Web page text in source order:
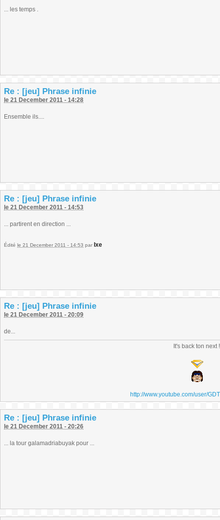
... les temps .
Re : [jeu] Phrase infinie
le 21 December 2011 - 14:28
Ensemble ils....
Re : [jeu] Phrase infinie
le 21 December 2011 - 14:53
... partirent en direction ...
Édité le 21 December 2011 - 14:53 par Ixe
Re : [jeu] Phrase infinie
le 21 December 2011 - 20:09
de...
It's back ton next !
http://www.youtube.com/user/
Re : [jeu] Phrase infinie
le 21 December 2011 - 20:26
... la tour galamadriabuyak pour ...